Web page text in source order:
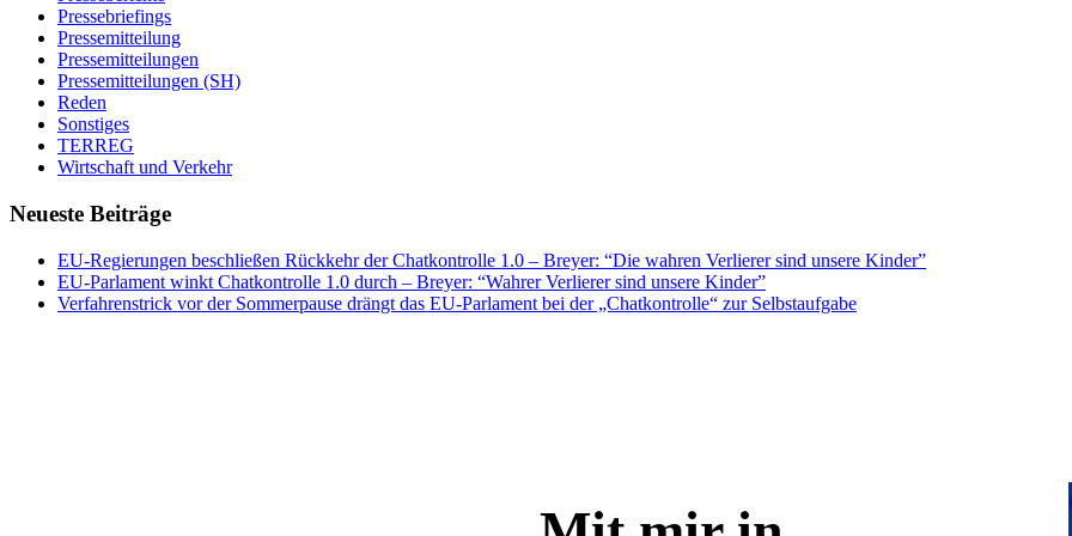
Pressebriefings
Pressemitteilung
Pressemitteilungen
Pressemitteilungen (SH)
Reden
Sonstiges
TERREG
Wirtschaft und Verkehr
Neueste Beiträge
EU-Regierungen beschließen Rückkehr der Chatkontrolle 1.0 – Breyer: “Die wahren Verlierer sind unsere Kinder”
EU-Parlament winkt Chatkontrolle 1.0 durch – Breyer: “Wahrer Verlierer sind unsere Kinder”
Verfahrenstrick vor der Sommerpause drängt das EU-Parlament bei der „Chatkontrolle“ zur Selbstaufgabe